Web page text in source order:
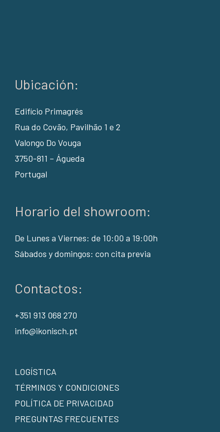
Ubicación:
Edifício Primagrés
Rua do Covão, Pavilhão 1 e 2
Valongo Do Vouga
3750-811 – Águeda
Portugal
Horario del showroom:
De Lunes a Viernes: de 10:00 a 19:00h
Sábados y domingos: con cita previa
Contactos:
+351 913 068 270
info@ikonisch.pt
LOGÍSTICA
TÉRMINOS Y CONDICIONES
POLÍTICA DE PRIVACIDAD
PREGUNTAS FRECUENTES